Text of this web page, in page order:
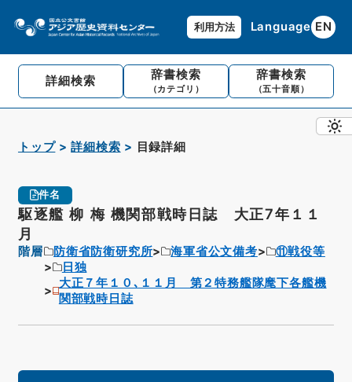
利用方法 Language EN
詳細検索 辞書検索
（カテゴリ）
辞書検索
（五十音順）
トップ 詳細検索 目録詳細
件名
駆逐艦 柳 梅 機関部戦時日誌 大正7年１１
月
階層 防衛省防衛研究所 海軍省公文備考
⑪戦役等
日独
大正７年１０､１１月 第２特務艦隊麾下各艦機
関部戦時日誌